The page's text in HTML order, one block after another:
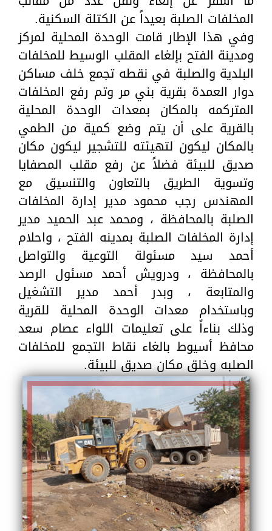
المخلفات الصلبة بعيداً عن الكتلة السكنية.
وفي هذا الإطار قامت الوحدة المحلية لمركز
ومدينة الفتح بإلغاء المقلب الوسيط للمخلفات
البلدية والصلبة في نقطه تجمع خلف مساكن
دوار العمدة بقرية بني مر وتم رفع المخلفات
المتركمه بالمكان بمعدات الوحدة المحلية
بالقرية على أن يتم وضع كمية من الطمي
بالمكان ليكون لتهيئته للتشجير ليكون مكان
صديق للبيئة فضلاً عن رفع مقلب المصفايا
وتسوية الطريق بالتعاون والتنسيق مع
المهندس رجب محمود مدير إدارة المخلفات
الصلبة بالمحافظة ، ومحمد عبد الحميد مدير
إدارة المخلفات الصلبة بمدينه الفتح ، واحلام
أحمد سيد مسئولة التوعية والتواصل
بالمحافظة ، ودرويش أحمد مسئول الرصد
والمتابعة ، وبدر أحمد مدير التشغيل
وباستخدام معدات الوحدة المحلية للقرية
وذلك بناءاً على تعليمات اللواء عصام سعد
محافظ أسيوط بالغاء نقاط التجمع للمخلفات
الصلبه وخلق مكان صديق للبيئة.